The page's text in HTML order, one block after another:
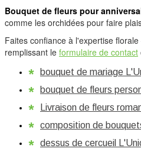
Bouquet de fleurs pour
comme les orchidées pour faire
Faites confiance à l'expertise
remplissant le formulaire de contact
bouquet de mariage
bouquet de fleurs
Livraison de fleurs
composition de
dessus de cercueil